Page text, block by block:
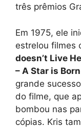
três prêmios
Em 1975, ele
estrelou filmes
doesn’t Live
– A Star is Born
grande
do filme, que
bombou nas
cópias. Kris